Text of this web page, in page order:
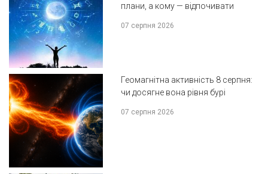
плани, а кому — відпочивати
07 серпня 2026
Геомагнітна активність 8 серпня:
чи досягне вона рівня бурі
07 серпня 2026